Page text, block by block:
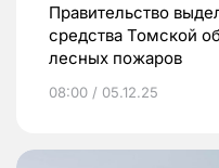
Правительство
средства Томской
лесных пожаров
08:00 / 05.12.25